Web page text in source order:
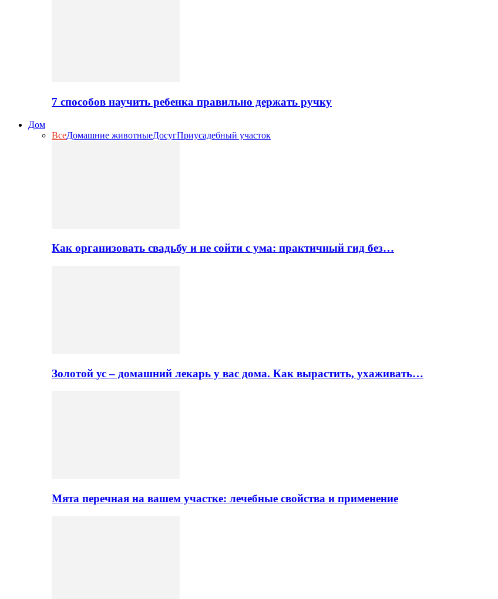
7 способов научить ребенка правильно держать ручку
Дом
ВсеДомашние животныеДосугПриусадебный участок
Как организовать свадьбу и не сойти с ума: практичный гид без…
Золотой ус – домашний лекарь у вас дома. Как вырастить, ухаживать…
Мята перечная на вашем участке: лечебные свойства и применение